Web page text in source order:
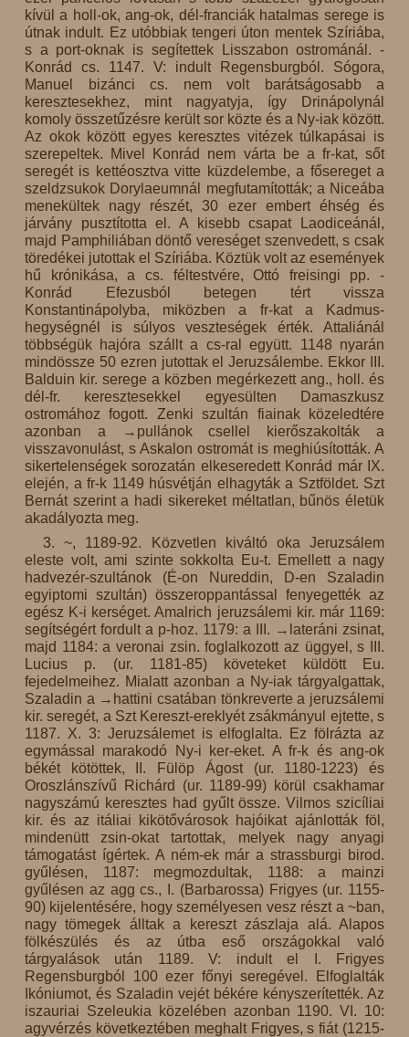
kívül a holl-ok, ang-ok, dél-franciák hatalmas serege is
útnak indult. Ez utóbbiak tengeri úton mentek Szíriába,
s a port-oknak is segítettek Lisszabon ostrománál. -
Konrád cs. 1147. V: indult Regensburgból. Sógora,
Manuel bizánci cs. nem volt barátságosabb a
keresztesekhez, mint nagyatyja, így Drinápolynál
komoly összetűzésre került sor közte és a Ny-iak között.
Az okok között egyes keresztes vitézek túlkapásai is
szerepeltek. Mivel Konrád nem várta be a fr-kat, sőt
seregét is kettéosztva vitte küzdelembe, a fősereget a
szeldzsukok Dorylaeumnál megfutamították; a Niceába
menekültek nagy részét, 30 ezer embert éhség és
járvány pusztította el. A kisebb csapat Laodiceánál,
majd Pamphiliában döntő vereséget szenvedett, s csak
töredékei jutottak el Szíriába. Köztük volt az események
hű krónikása, a cs. féltestvére, Ottó freisingi pp. -
Konrád Efezusból betegen tért vissza
Konstantinápolyba, miközben a fr-kat a Kadmus-
hegységnél is súlyos veszteségek érték. Attaliánál
többségük hajóra szállt a cs-ral együtt. 1148 nyarán
mindössze 50 ezren jutottak el Jeruzsálembe. Ekkor III.
Balduin kir. serege a közben megérkezett ang., holl. és
dél-fr. keresztesekkel egyesülten Damaszkusz
ostromához fogott. Zenki szultán fiainak közeledtére
azonban a →pullánok csellel kierőszakolták a
visszavonulást, s Askalon ostromát is meghiúsították. A
sikertelenségek sorozatán elkeseredett Konrád már IX.
elején, a fr-k 1149 húsvétján elhagyták a Sztföldet. Szt
Bernát szerint a hadi sikereket méltatlan, bűnös életük
akadályozta meg.
3. ~, 1189-92. Közvetlen kiváltó oka Jeruzsálem
eleste volt, ami szinte sokkolta Eu-t. Emellett a nagy
hadvezér-szultánok (É-on Nureddin, D-en Szaladin
egyiptomi szultán) összeroppantással fenyegették az
egész K-i kerséget. Amalrich jeruzsálemi kir. már 1169:
segítségért fordult a p-hoz. 1179: a III. →lateráni zsinat,
majd 1184: a veronai zsin. foglalkozott az üggyel, s III.
Lucius p. (ur. 1181-85) követeket küldött Eu.
fejedelmeihez. Mialatt azonban a Ny-iak tárgyalgattak,
Szaladin a →hattini csatában tönkreverte a jeruzsálemi
kir. seregét, a Szt Kereszt-ereklyét zsákmányul ejtette, s
1187. X. 3: Jeruzsálemet is elfoglalta. Ez fölrázta az
egymással marakodó Ny-i ker-eket. A fr-k és ang-ok
békét kötöttek, II. Fülöp Ágost (ur. 1180-1223) és
Oroszlánszívű Richárd (ur. 1189-99) körül csakhamar
nagyszámú keresztes had gyűlt össze. Vilmos szicíliai
kir. és az itáliai kikötővárosok hajóikat ajánlották föl,
mindenütt zsin-okat tartottak, melyek nagy anyagi
támogatást ígértek. A ném-ek már a strassburgi birod.
gyűlésen, 1187: megmozdultak, 1188: a mainzi
gyűlésen az agg cs., I. (Barbarossa) Frigyes (ur. 1155-
90) kijelentésére, hogy személyesen vesz részt a ~ban,
nagy tömegek álltak a kereszt zászlaja alá. Alapos
fölkészülés és az útba eső országokkal való
tárgyalások után 1189. V: indult el I. Frigyes
Regensburgból 100 ezer főnyi seregével. Elfoglalták
Ikóniumot, és Szaladin vejét békére kényszerítették. Az
iszauriai Szeleukia közelében azonban 1190. VI. 10:
agyvérzés következtében meghalt Frigyes, s fiát (1215-